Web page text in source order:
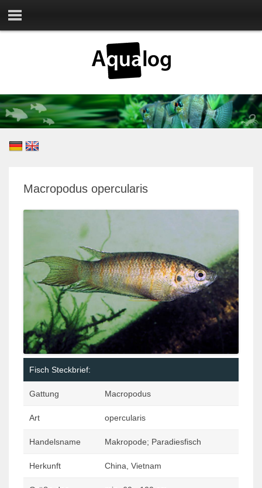
Macropodus opercularis
Fisch Steckbrief:
Gattung Macropodus
Art opercularis
Handelsname Makropode; Paradiesfisch
Herkunft China, Vietnam